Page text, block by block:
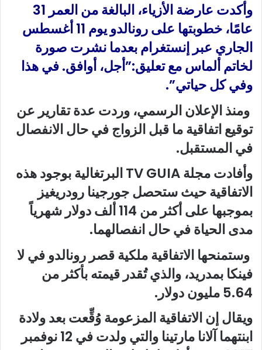
وأكدت عارضة الأزياء، البالغة من العمر 31
عامًا، خطوبتها على رونالدو يوم 11 أغسطس
الجاري عبر إنستغرام بعدما نشرت صورة
لخاتم ألماس مع تعليق:”أجل، أوافق. في هذا
وفي كل حياتي”.
ومنذ الإعلان الرسمي، وردت عدة تقارير عن
توقيع اتفاقية ما قبل الزواج في حال الانفصال
في المستقبل.
وأفادت مجلة TV GUIA البرتغالية بوجود هذه
الاتفاقية حيث ستحصل جورجينا رودريغيز
بموجبها على أكثر من 114 ألف دولار شهرياً
مدى الحياة في حال انفصالهما.
وستمنحها الاتفاقية ملكية قصر رونالدو في لا
فينكا بمدريد، والذي تُقدر قيمته بأكثر من
5.64 مليون دولار.
ويقال إن الاتفاقية المزعومة وُقِّعت بعد ولادة
ابنتهما آلانا مارتينا والتي ولدت في 12 نوفمبر